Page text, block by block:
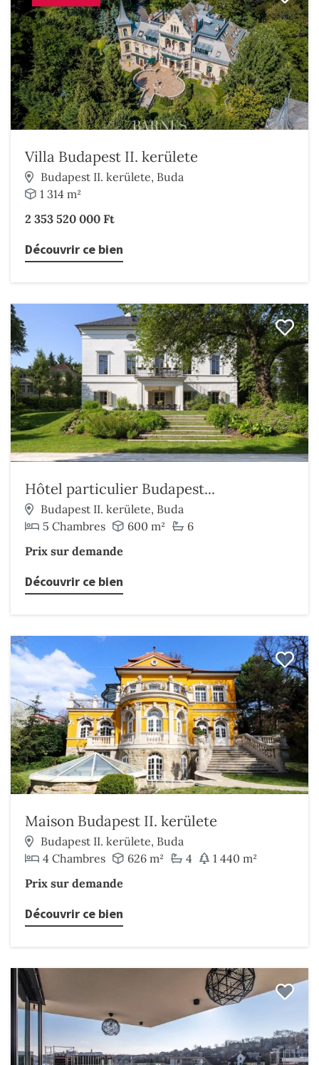
Villa Budapest II. kerülete
Budapest II. kerülete, Buda
1 314 m²
2 353 520 000 Ft
Découvrir ce bien
Hôtel particulier Budapest...
Budapest II. kerülete, Buda
5 Chambres
600 m²
6
Prix sur demande
Découvrir ce bien
Maison Budapest II. kerülete
Budapest II. kerülete, Buda
4 Chambres
626 m² 4
1 440 m²
Prix sur demande
Découvrir ce bien